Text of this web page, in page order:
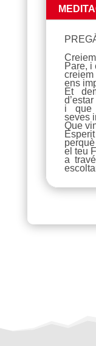
Pare, i
ens
Et
i que
seves
Que
Esperit
el teu
a